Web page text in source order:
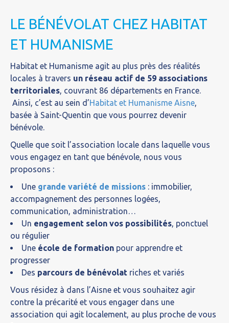
LE BÉNÉVOLAT CHEZ HABITAT
ET HUMANISME
Habitat et Humanisme agit au plus près des réalités
locales à travers un réseau actif de 59 associations
territoriales, couvrant 86 départements en France.
Ainsi, c’est au sein d’Habitat et Humanisme Aisne,
basée à Saint-Quentin que vous pourrez devenir
bénévole.
Quelle que soit l’association locale dans laquelle vous
vous engagez en tant que bénévole, nous vous
proposons :
Une grande variété de missions : immobilier,
accompagnement des personnes logées,
communication, administration…
Un engagement selon vos possibilités, ponctuel
ou régulier
Une école de formation pour apprendre et
progresser
Des parcours de bénévolat riches et variés
Vous résidez à dans l’Aisne et vous souhaitez agir
contre la précarité et vous engager dans une
association qui agit localement, au plus proche de vous